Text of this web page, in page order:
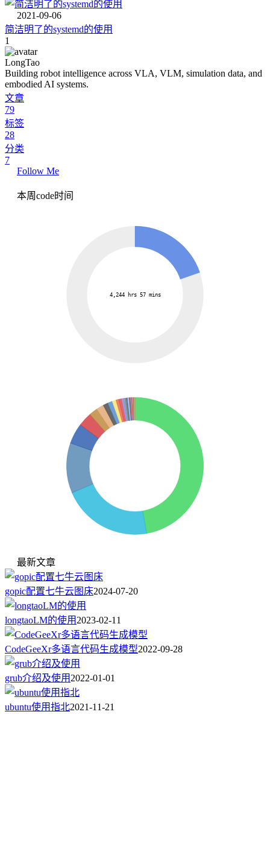
2021-09-06
简洁明了的systemd的使用
1
LongTao
Building robot intelligence across VLA, VLM, simulation data, and
embodied AI systems.
文章
79
标签
28
分类
7
Follow Me
本周code时间
最新文章
gopic配置七牛云图床2024-07-20
longtaoLM的使用 2023-02-11
CodeGeeXr多语言代码生成模型2022-09-28
grub介绍及使用 2022-01-01
ubuntu使用指北2021-11-21